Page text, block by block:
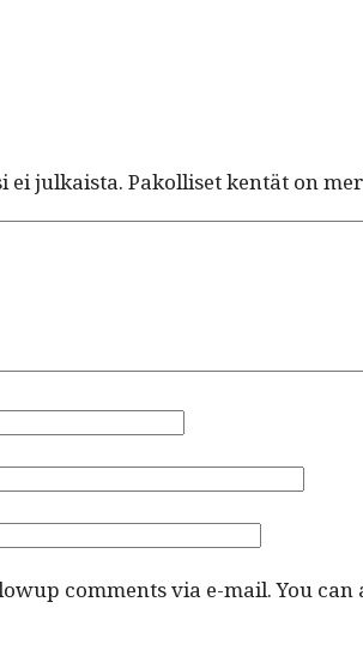
ei julkaista. Pakolliset kentät on
comments via e-mail. You can